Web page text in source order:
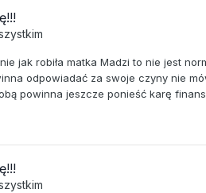
jak robiła matka Madzi to nie jest
odpowiadać za swoje czyny nie
powinna jeszcze ponieść karę